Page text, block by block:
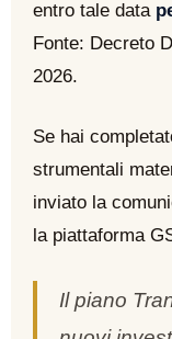
entro tale data
Fonte: Decreto
2026.
Se hai
strumentali
inviato la
la piattaforma
Il piano